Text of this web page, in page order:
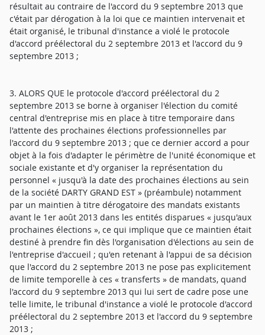
résultait au contraire de l'accord du 9 septembre 2013 que
c'était par dérogation à la loi que ce maintien intervenait et
était organisé, le tribunal d'instance a violé le protocole
d'accord préélectoral du 2 septembre 2013 et l'accord du 9
septembre 2013 ;
3. ALORS QUE le protocole d'accord préélectoral du 2
septembre 2013 se borne à organiser l'élection du comité
central d'entreprise mis en place à titre temporaire dans
l'attente des prochaines élections professionnelles par
l'accord du 9 septembre 2013 ; que ce dernier accord a pour
objet à la fois d'adapter le périmètre de l'unité économique et
sociale existante et d'y organiser la représentation du
personnel « jusqu'à la date des prochaines élections au sein
de la société DARTY GRAND EST » (préambule) notamment
par un maintien à titre dérogatoire des mandats existants
avant le 1er août 2013 dans les entités disparues « jusqu'aux
prochaines élections », ce qui implique que ce maintien était
destiné à prendre fin dès l'organisation d'élections au sein de
l'entreprise d'accueil ; qu'en retenant à l'appui de sa décision
que l'accord du 2 septembre 2013 ne pose pas explicitement
de limite temporelle à ces « transferts » de mandats, quand
l'accord du 9 septembre 2013 qui lui sert de cadre pose une
telle limite, le tribunal d'instance a violé le protocole d'accord
préélectoral du 2 septembre 2013 et l'accord du 9 septembre
2013 ;